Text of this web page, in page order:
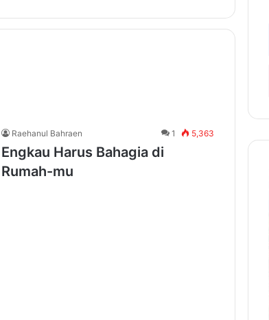
Raehanul Bahraen 1 5,363
Engkau Harus Bahagia di
Rumah-mu